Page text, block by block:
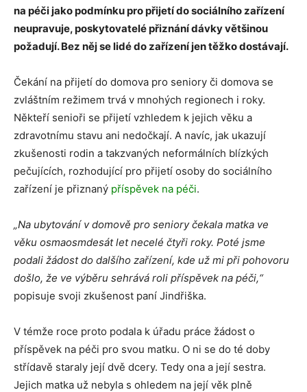
na péči jako podmínku pro přijetí do sociálního zařízení
neupravuje, poskytovatelé přiznání dávky většinou
požadují. Bez něj se lidé do zařízení jen těžko dostávají.
Čekání na přijetí do domova pro seniory či domova se
zvláštním režimem trvá v mnohých regionech i roky.
Někteří senioři se přijetí vzhledem k jejich věku a
zdravotnímu stavu ani nedočkají. A navíc, jak ukazují
zkušenosti rodin a takzvaných neformálních blízkých
pečujících, rozhodující pro přijetí osoby do sociálního
zařízení je přiznaný příspěvek na péči.
„Na ubytování v domově pro seniory čekala matka ve
věku osmaosmdesát let necelé čtyři roky. Poté jsme
podali žádost do dalšího zařízení, kde už mi při pohovoru
došlo, že ve výběru sehrává roli příspěvek na péči,“
popisuje svoji zkušenost paní Jindřiška.
V témže roce proto podala k úřadu práce žádost o
příspěvek na péči pro svou matku. O ni se do té doby
střídavě staraly její dvě dcery. Tedy ona a její sestra.
Jejich matka už nebyla s ohledem na její věk plně